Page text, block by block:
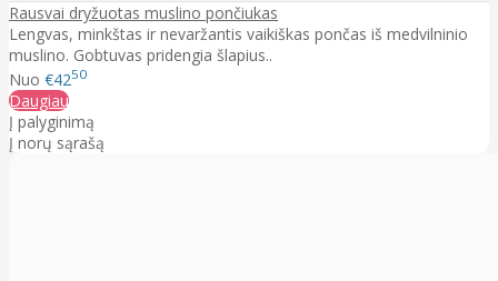
Rausvai dryžuotas muslino pončiukas
Lengvas, minkštas ir nevaržantis vaikiškas pončas iš medvilninio
muslino. Gobtuvas pridengia šlapius..
Nuo €4250
Daugiau
Į palyginimą
Į norų sąrašą